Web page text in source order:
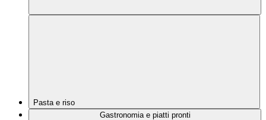
Pasta e riso
Gastronomia e piatti pronti